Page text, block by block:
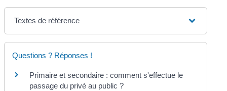
Textes de référence
Questions ? Réponses !
Primaire et secondaire : comment s'effectue le
passage du privé au public ?